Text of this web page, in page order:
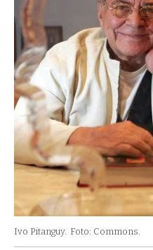
Ivo Pitanguy. Foto: Commons.